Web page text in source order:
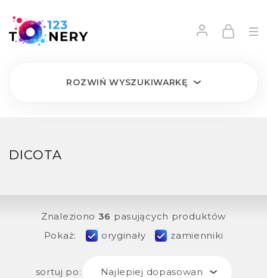
ROZWIŃ WYSZUKIWARKĘ
DICOTA
Znaleziono 36 pasujących produktów
Pokaż:
oryginały zamienniki
sortuj po: Najlepiej dopasowane